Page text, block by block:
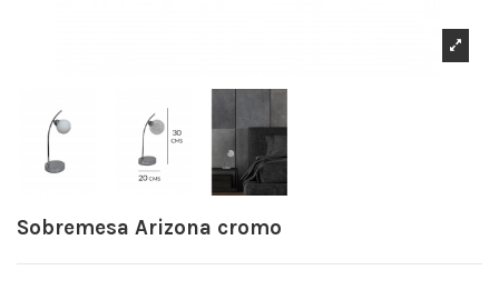
Sobremesa Arizona cromo